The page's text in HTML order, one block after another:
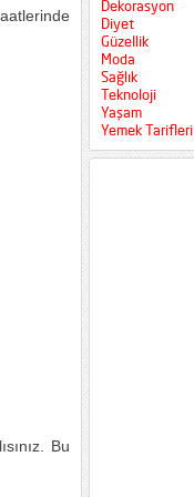
Bu
Dekorasyon
Diyet
Güzellik
Moda
Sağlık
Teknoloji
Yaşam
Yemek Tarifleri